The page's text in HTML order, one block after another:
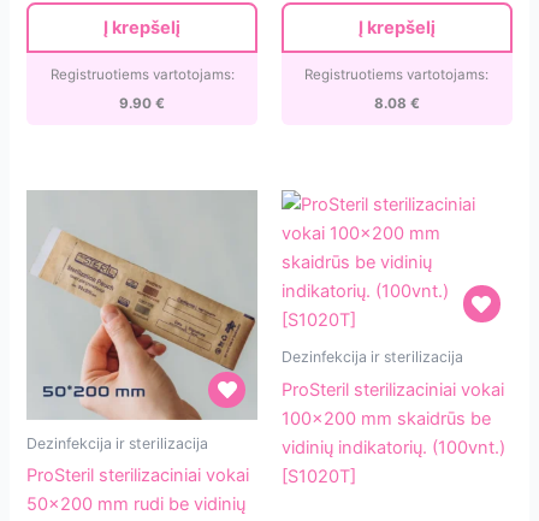
Į krepšelį
Registruotiems vartotojams:
9.90€
(100vnt.)
Į krepšelį
Registruotiems vartotojams:
8.08 €
ProSteril
Dezinfekcija ir sterilizacija
ProSteril sterilizaciniai vokai
50×200 mm rudi be vidinių
ProSteril
mm
skaidrūs
Dezinfekcija ir sterilizacija
ProSteril sterilizaciniai vokai
100×200 mm skaidrūs be
vidinių indikatorių. (100vnt.)
[S1020T]